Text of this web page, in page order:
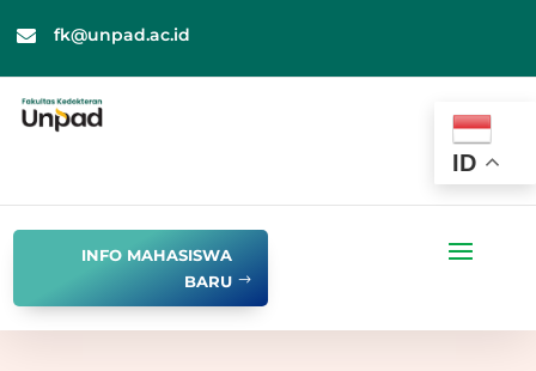
 fk@unpad.ac.id
ID
INFO MAHASISWA
BARU